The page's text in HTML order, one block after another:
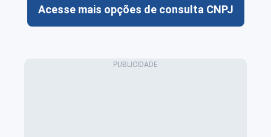
Acesse mais opções de consulta CNPJ